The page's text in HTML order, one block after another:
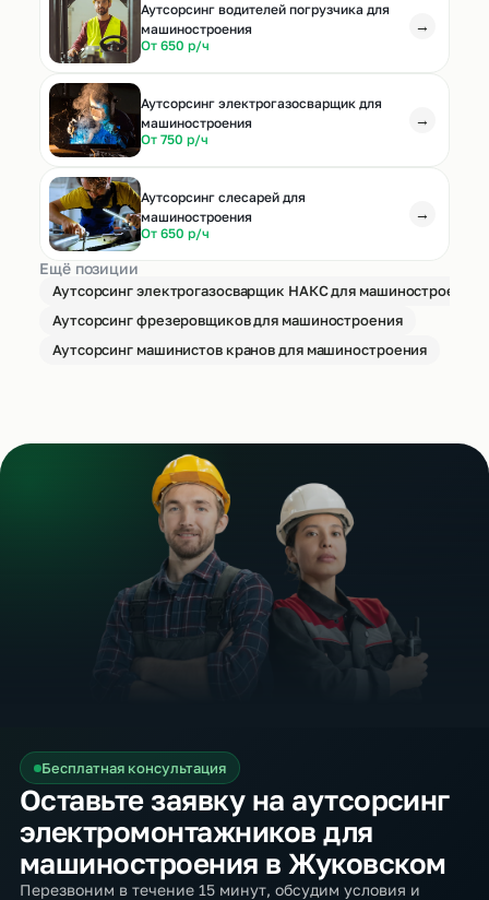
Аутсорсинг водителей погрузчика для
машиностроения
От 650 р/ч
→
Аутсорсинг электрогазосварщик для
машиностроения
От 750 р/ч
→
Аутсорсинг слесарей для
машиностроения
От 650 р/ч
→
Ещё позиции
Аутсорсинг электрогазосварщик НАКС для машиностроения
Аутсорсинг фрезеровщиков для машиностроения
Аутсорсинг машинистов кранов для машиностроения
Бесплатная консультация
Оставьте заявку на аутсорсинг
электромонтажников для
машиностроения в Жуковском
Перезвоним в течение 15 минут, обсудим условия и